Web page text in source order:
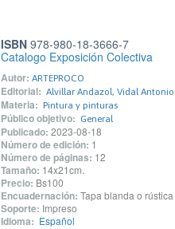
ISBN978-980-18-3666-7
Catalogo Exposición Colectiva
Autor: ARTEPROCO
Editorial: Alvillar Andazol, Vidal Antonio
Materia: Pintura y pinturas
Público objetivo: General
Publicado: 2023-08-18
Número de edición: 1
Número de páginas: 12
Tamaño: 14x21cm.
Precio: Bs100
Encuadernación: Tapa blanda o rústica
Soporte: Impreso
Idioma: Español